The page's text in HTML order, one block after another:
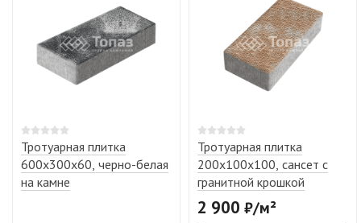
Тротуарная плитка
600х300х60, черно-белая
на камне
Тротуарная плитка
200х100х100, сансет с
гранитной крошкой
2 900 ₽/м²